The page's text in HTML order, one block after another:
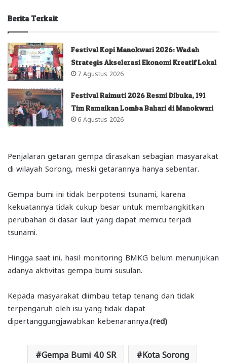
Berita Terkait
Festival Kopi Manokwari 2026: Wadah
Strategis Akselerasi Ekonomi Kreatif Lokal
7 Agustus 2026
Festival Raimuti 2026 Resmi Dibuka, 191
Tim Ramaikan Lomba Bahari di Manokwari
6 Agustus 2026
Penjalaran getaran gempa dirasakan sebagian masyarakat
di wilayah Sorong, meski getarannya hanya sebentar.
Gempa bumi ini tidak berpotensi tsunami, karena
kekuatannya tidak cukup besar untuk membangkitkan
perubahan di dasar laut yang dapat memicu terjadi
tsunami.
Hingga saat ini, hasil monitoring BMKG belum menunjukan
adanya aktivitas gempa bumi susulan.
Kepada masyarakat diimbau tetap tenang dan tidak
terpengaruh oleh isu yang tidak dapat
dipertanggungjawabkan kebenarannya. (red)
Gempa Bumi 4.0 SR Kota Sorong